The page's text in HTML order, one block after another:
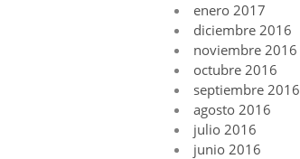
enero 2017
diciembre 2016
noviembre 2016
octubre 2016
septiembre 2016
agosto 2016
julio 2016
junio 2016